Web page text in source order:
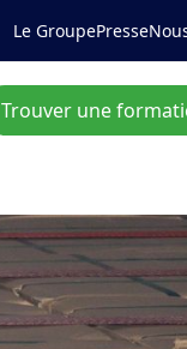
Le GroupePresse
Trouver une